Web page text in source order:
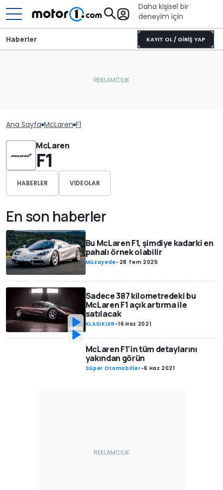
Daha kişisel bir
deneyim için
KAYIT OL / GİRİŞ YAP
Haberler
Ana Sayfa McLaren F1
McLaren
F1
HABERLER VIDEOLAR
En son haberler
Bu McLaren F1, şimdiye kadarki en
pahalı örnek olabilir
Müzayede- 28 Tem 2025
Sadece 387 kilometredeki bu
McLaren F1 açık artırma ile
satılacak
KLASİKLER -16 Haz 2021
McLaren F1'in tüm detaylarını
yakından görün
Süper Otomobiller-6 Haz 2021